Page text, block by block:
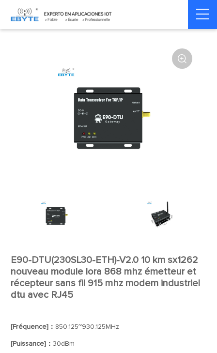
Home > Modem > Industrial Gateway Wireless Gateways

E90-DTU(230SL30-ETH)-V2.0 10 km sx1262
nouveau module lora 868 mhz émetteur et
récepteur sans fil 915 mhz modem industriel
dtu avec RJ45
[Fréquence]： 850.125~930.125MHz
[Puissance]：30dBm